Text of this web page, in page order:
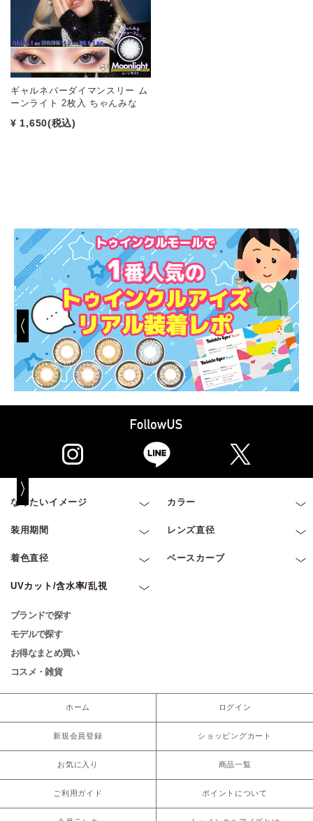
ギャルネバーダイマンスリー ム
ーンライト 2枚入 ちゃんみな
¥ 1,650(税込)
なりたいイメージ カラー
装用期間 レンズ直径
着色直径 ベースカーブ
UVカット/含水率/乱視
ブランドで探す
モデルで探す
お得なまとめ買い
コスメ・雑貨
ホーム ログイン
新規会員登録 ショッピングカート
お気に入り 商品一覧
ご利用ガイド ポイントについて